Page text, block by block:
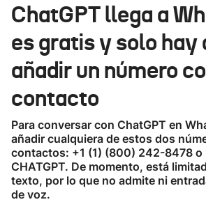
Ikusmiran
Eguraldia
ChatGPT llega a
es gratis y solo hay
añadir un número
contacto
Para conversar con ChatGPT en
añadir cualquiera de estos dos
contactos: +1 (1) (800) 242-8478 o
CHATGPT. De momento, está
texto, por lo que no admite ni
de voz.